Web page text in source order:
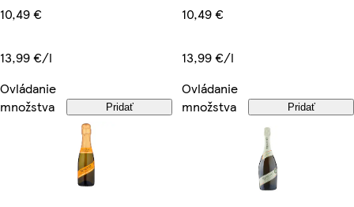
10,49 €
13,99 €/l
Ovládanie
množstva
Pridať
10,49 €
13,99 €/l
Ovládanie
množstva
Pridať